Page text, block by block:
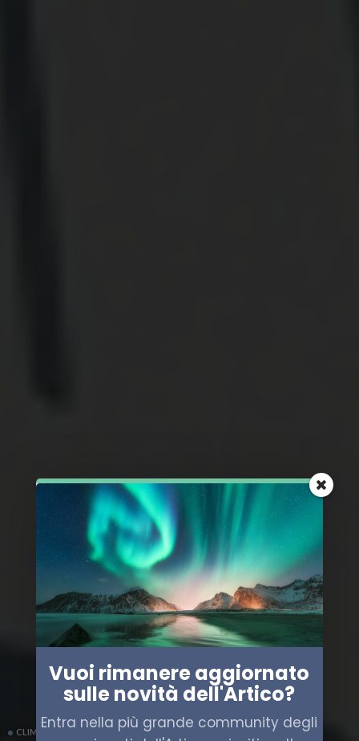
CLIMA
Vuoi rimanere aggiornato
sulle novità dell'Artico?
Entra nella più grande community degli